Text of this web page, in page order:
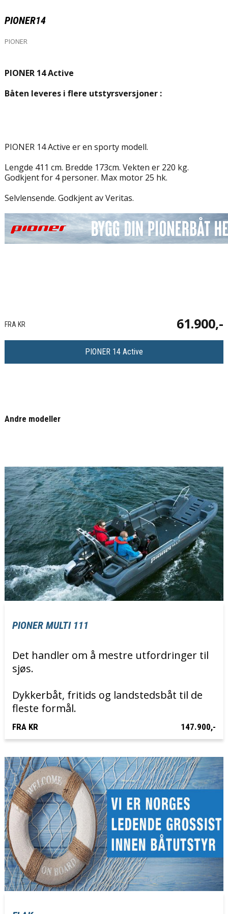
PIONER14
PIONER
PIONER 14 Active
Båten leveres i flere utstyrsversjoner :
PIONER 14 Active er en sporty modell.
Lengde 411 cm. Bredde 173cm. Vekten er 220 kg.
Godkjent for 4 personer. Max motor 25 hk.
Selvlensende. Godkjent av Veritas.
FRA KR 61.900,-
PIONER 14 Active
Andre modeller
PIONER MULTI 111
Det handler om å mestre utfordringer til
sjøs.
Dykkerbåt, fritids og landstedsbåt til de
fleste formål.
FRA KR 147.900,-